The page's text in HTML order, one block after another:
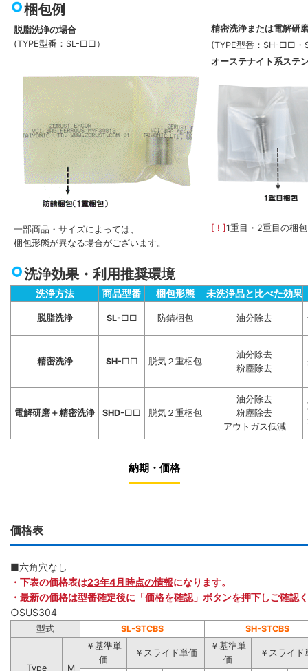
梱包例
脱脂洗浄の場合
(TYPE型番：SL-□□）
精密洗浄または電解研
(TYPE型番：SH-□□
オーステナイト系ステ
一部商品・サイズによっては、
梱包形態が異なる場合がございます。
[ ! ] 1重目・2重目の梱
洗浄効果・利用推奨環境
洗浄方法 商品型番 梱包形態 未洗浄品と比べた効果
脱脂洗浄 SL-□□ 防錆梱包 油分除去
精密洗浄 SH-□□ 脱気２重梱包
油分除去
粉塵除去
電解研磨＋精密洗浄 SHD-□□ 脱気２重梱包
油分除去
粉塵除去
アウトガス低減
納期・価格
価格表
■六角穴なし
・下表の価格表は23年4月時点の情報になります。
・最新の価格は型番確定後に「価格を確認」ボタンを押下しご確認
○SUS304
型式 SL-STCBS SH-STCBS
Type M
￥基準単
価
￥スライド単価
￥基準単
価
￥スライド